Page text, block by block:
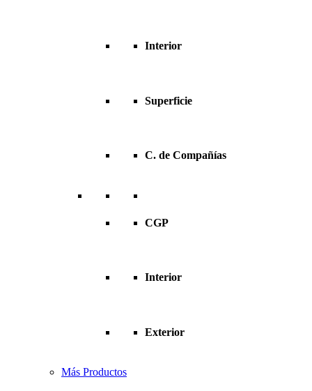
Interior
Superficie
C. de Compañías
CGP
Interior
Exterior
Más Productos